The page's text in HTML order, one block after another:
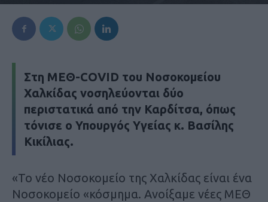
Στη ΜΕΘ-COVID του Νοσοκομείου
Χαλκίδας νοσηλεύονται δύο
περιστατικά από την Καρδίτσα, όπως
τόνισε ο Υπουργός Υγείας κ. Βασίλης
Κικίλιας.
«Το νέο Νοσοκομείο της Χαλκίδας είναι ένα
Νοσοκομείο «κόσμημα. Ανοίξαμε νέες ΜΕΘ